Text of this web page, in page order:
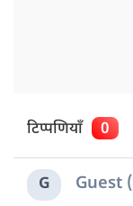
टिप्पणियाँ 0
G Guest